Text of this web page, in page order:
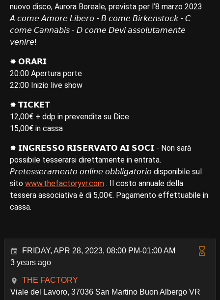
nuovo disco, Aurora Boreale, prevista per l’8 marzo 2023.
𝘈 𝘤𝘰𝘮𝘦 𝘈𝘮𝘰𝘳𝘦 𝘓𝘪𝘣𝘦𝘳𝘰 - 𝘉 𝘤𝘰𝘮𝘦 𝘉𝘪𝘳𝘬𝘦𝘯𝘴𝘵𝘰𝘤𝘬 - 𝘊
𝘤𝘰𝘮𝘦 𝘊𝘢𝘯𝘯𝘢𝘣𝘪𝘴 - 𝘋 𝘤𝘰𝘮𝘦 𝘋𝘦𝘷𝘪 𝘢𝘴𝘴𝘰𝘭𝘶𝘵𝘢𝘮𝘦𝘯𝘵𝘦
𝘷𝘦𝘯𝘪𝘳𝘦!
✸ 𝗢𝗥𝗔𝗥𝗜
20:00 Apertura porte
22:00 Inizio live show
✸ 𝗧𝗜𝗖𝗞𝗘𝗧
12,00€ + ddp in prevendita su Dice
15,00€ in cassa
✸ 𝗜𝗡𝗚𝗥𝗘𝗦𝗦𝗢 𝗥𝗜𝗦𝗘𝗥𝗩𝗔𝗧𝗢 𝗔𝗜 𝗦𝗢𝗖𝗜 - Non sarà
possibile tesserarsi direttamente in entrata.
𝘗𝘳𝘦𝘵𝘦𝘴𝘴𝘦𝘳𝘢𝘮𝘦𝘯𝘵𝘰 𝘰𝘯𝘭𝘪𝘯𝘦 𝘰𝘣𝘣𝘭𝘪𝘨𝘢𝘵𝘰𝘳𝘪𝘰 disponibile sul
sito www.thefactoryvr.com . Il costo annuale della
tessera associativa è di 5,00€. Pagamento effettuabile in
cassa.
FRIDAY, APR 28, 2023, 08:00 PM-01:00 AM
3 years ago
THE FACTORY
Viale del Lavoro, 37036 San Martino Buon Albergo VR